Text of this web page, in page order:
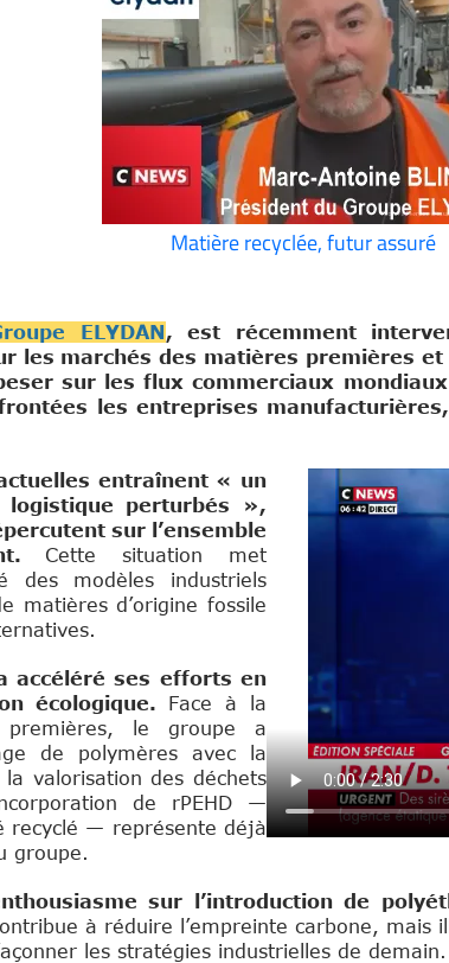
Matière recyclée, futur assuré
ELYDAN, est récemment
les marchés des matières premières
sur les flux commerciaux
les entreprises
entraînent « un
perturbés »,
sur l’ensemble
Cette situation met
des modèles industriels
matières d’origine fossile
accéléré ses efforts en
écologique. Face à la
premières, le groupe a
de polymères avec la
la valorisation des déchets
de rPEHD —
recyclé — représente déjà
groupe.
sur l’introduction de
à réduire l’empreinte carbone,
les stratégies industrielles de demain.